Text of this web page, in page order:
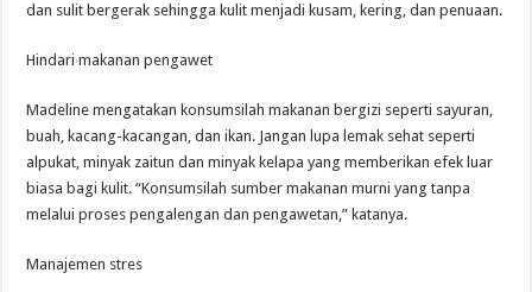
dan sulit bergerak sehingga kulit menjadi kusam, kering, dan penuaan.
Hindari makanan pengawet
Madeline mengatakan konsumsilah makanan bergizi seperti sayuran,
buah, kacang-kacangan, dan ikan. Jangan lupa lemak sehat seperti
alpukat, minyak zaitun dan minyak kelapa yang memberikan efek luar
biasa bagi kulit. “Konsumsilah sumber makanan murni yang tanpa
melalui proses pengalengan dan pengawetan,” katanya.
Manajemen stres